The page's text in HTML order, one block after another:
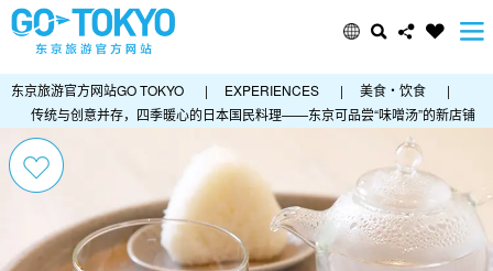
东京旅游官方网站GO TOKYO | EXPERIENCES | 美食・饮食
|
传统与创意并存，四季暖心的日本国民料理——东京可品尝“味噌汤”的新店铺